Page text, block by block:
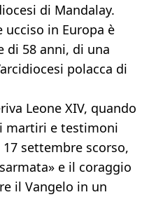
di Mandalay.
ucciso in Europa è
di 58 anni, di una
polacca di
Leone XIV, quando
martiri e testimoni
settembre scorso,
e il coraggio
il Vangelo in un